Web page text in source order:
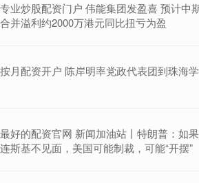
专业炒股配资门户 伟能集团发盈喜 预计中
合并溢利约2000万港元同比扭亏为盈
按月配资开户 陈岸明率党政代表团到珠海
最好的配资官网 新闻加油站丨特朗普：如
连斯基不见面，美国可能制裁，可能“开摆”